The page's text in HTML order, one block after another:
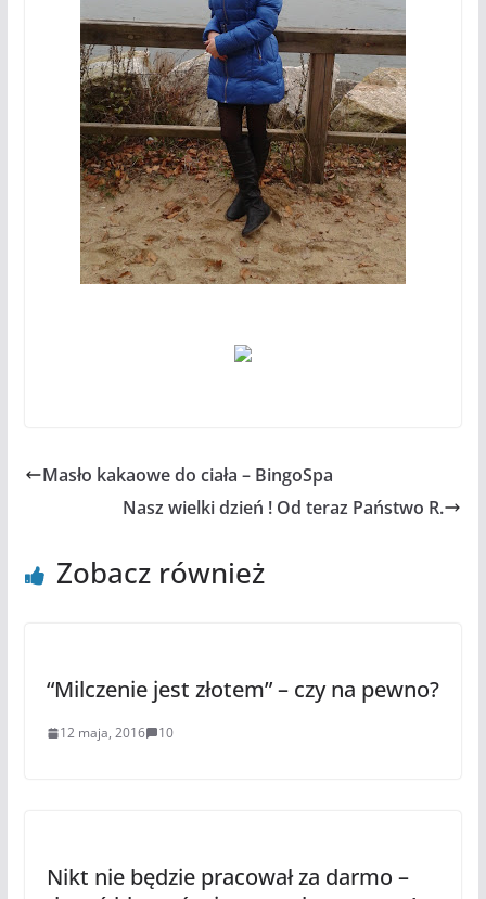
Masło kakaowe do ciała – BingoSpa
Nasz wielki dzień ! Od teraz Państwo R.
Zobacz również
“Milczenie jest złotem” – czy na pewno?
12 maja, 2016 10
Nikt nie będzie pracował za darmo –